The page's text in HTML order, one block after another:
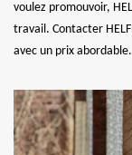
voulez promouvoir,
travail. Contacter
avec un prix abordable.